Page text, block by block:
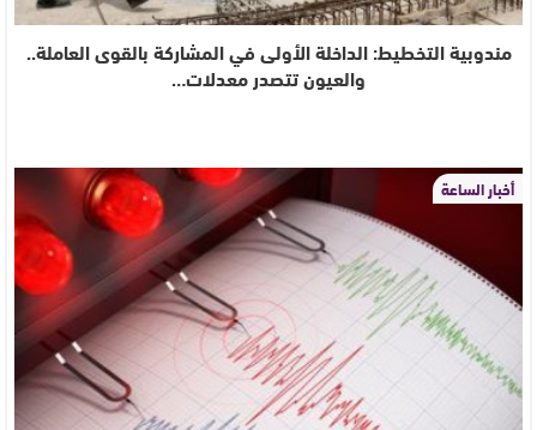
مندوبية التخطيط: الداخلة الأولى في المشاركة بالقوى العاملة..
والعيون تتصدر معدلات…
أخبار الساعة